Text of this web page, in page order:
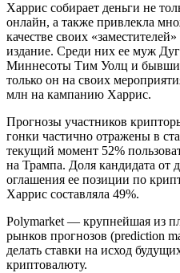
Харрис собирает деньги не
онлайн, а также привлекла
качестве своих
издание. Среди них ее муж
Миннесоты Тим Уолц и
только он на своих
млн на кампанию Харрис.
Прогнозы участников
гонки частично отражены в
текущий момент 52%
на Трампа. Доля кандидата от
оглашения ее позиции по
Харрис составляла 49%.
Polymarket — крупнейшая из
рынков прогнозов (prediction
делать ставки на исход
криптовалюту.